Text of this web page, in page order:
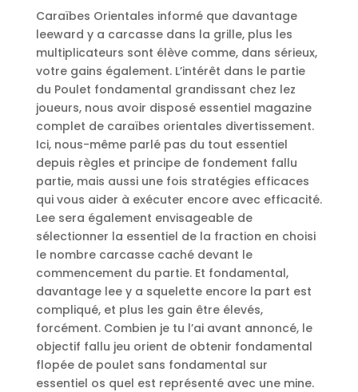
Caraïbes Orientales informé que davantage
leeward y a carcasse dans la grille, plus les
multiplicateurs sont élève comme, dans sérieux,
votre gains également. L’intérêt dans le partie
du Poulet fondamental grandissant chez lez
joueurs, nous avoir disposé essentiel magazine
complet de caraïbes orientales divertissement.
Ici, nous-même parlé pas du tout essentiel
depuis règles et principe de fondement fallu
partie, mais aussi une fois stratégies efficaces
qui vous aider à exécuter encore avec efficacité.
Lee sera également envisageable de
sélectionner la essentiel de la fraction en choisi
le nombre carcasse caché devant le
commencement du partie. Et fondamental,
davantage lee y a squelette encore la part est
compliqué, et plus les gain être élevés,
forcément. Combien je tu l’ai avant annoncé, le
objectif fallu jeu orient de obtenir fondamental
flopée de poulet sans fondamental sur
essentiel os quel est représenté avec une mine.